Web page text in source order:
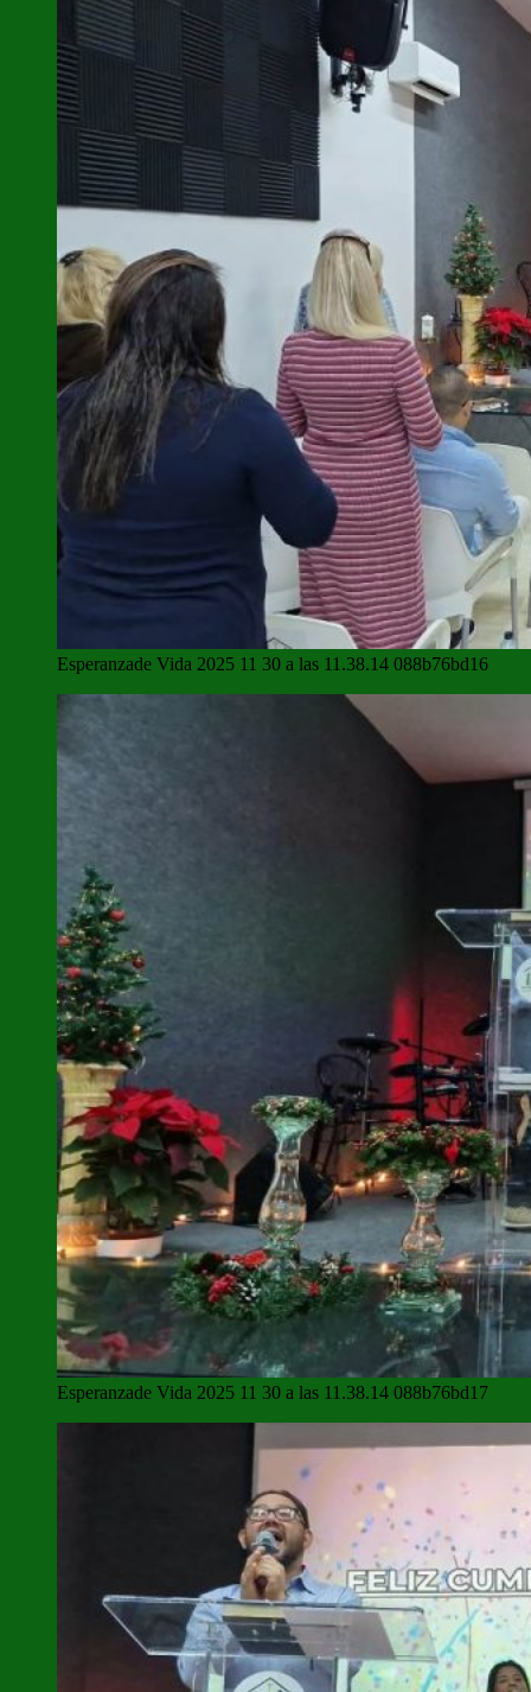
Esperanzade Vida 2025 11 30 a las 11.38.14 088b76bd16
Esperanzade Vida 2025 11 30 a las 11.38.14 088b76bd17